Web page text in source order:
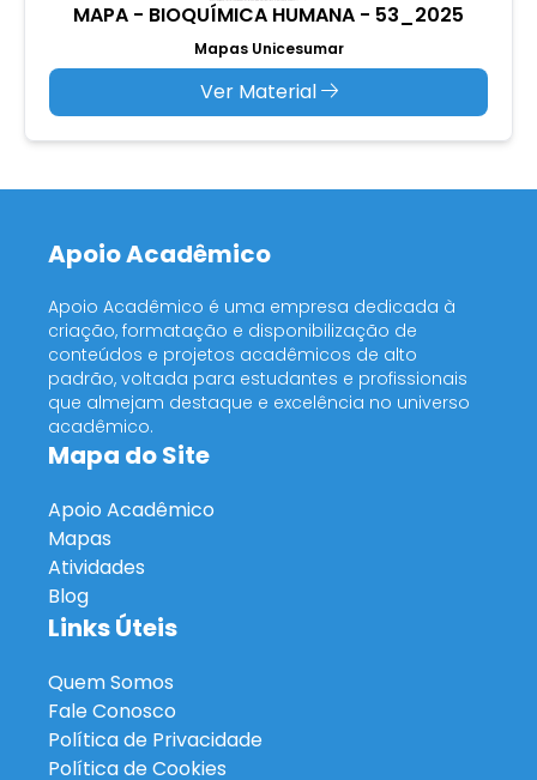
MAPA - BIOQUÍMICA HUMANA - 53_2025
Mapas Unicesumar
Ver Material
Apoio Acadêmico
Apoio Acadêmico é uma empresa dedicada à
criação, formatação e disponibilização de
conteúdos e projetos acadêmicos de alto
padrão, voltada para estudantes e profissionais
que almejam destaque e excelência no universo
acadêmico.
Mapa do Site
Apoio Acadêmico
Mapas
Atividades
Blog
Links Úteis
Quem Somos
Fale Conosco
Política de Privacidade
Política de Cookies